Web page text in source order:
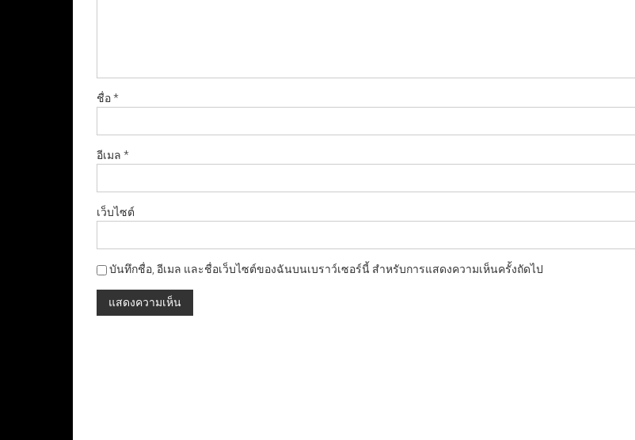
ชื่อ*
อีเมล *
เว็บไซต์
บันทึกชื่อ, อีเมล และชื่อเว็บไซต์ของฉันบนเบราว์เซอร์นี้ สำหรับการแสดงความเห็นครั้งถัดไป